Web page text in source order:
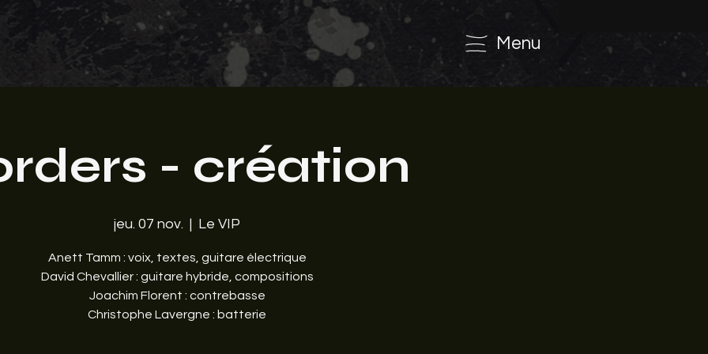
Menu
- création
jeu. 07 nov.
  |
Le VIP
Anett Tamm : voix, textes, guitare électrique
David Chevallier : guitare hybride, compositions
Joachim Florent : contrebasse
Christophe Lavergne : batterie